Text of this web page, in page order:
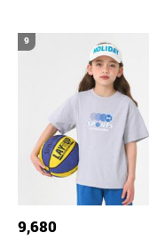
9
9,680